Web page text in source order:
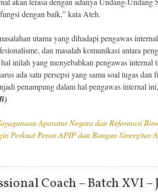
dengan baik,” kata Ateh.
utama yang dihadapi pengawas
dan masalah komunikasi antara
inilah yang menyebabkan pengawas internal
ada satu persepsi yang sama soal tugas dan
penampung dalam hal pengawas internal
Aparatur Negara dan Reformasi
Perkuat Peran APIP dan Bangun Sinergitas
Coach – Batch XVI –